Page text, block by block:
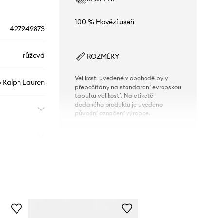
427949873
růžová
Ralph Lauren
100 % Hovězí useň
ROZMĚRY
Velikosti uvedené v obchodě byly
přepočítány na standardní evropskou
tabulku velikostí. Na etiketě
dodaného produktu je uvedeno
původní označení výrobce.